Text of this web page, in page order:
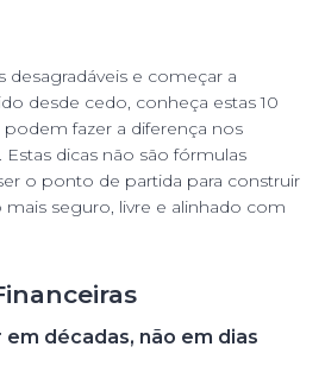
desagradáveis e começar a
desde cedo, conheça estas 10
fazer a diferença nos
dicas não são fórmulas
o ponto de partida para construir
seguro, livre e alinhado com
décadas, não em dias